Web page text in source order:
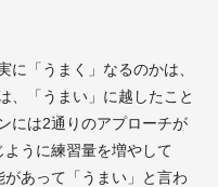
に「うまく」なるのかは、
、「うまい」に越したこと
には2通りのアプローチが
うに練習量を増やして
があって「うまい」と言わ